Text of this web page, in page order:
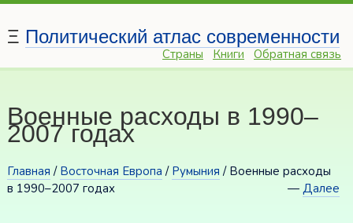
Ξ Политический атлас современности
Страны Книги Обратная связь
Военные расходы в 1990–
2007 годах
Главная / Восточная Европа / Румыния / Военные расходы
в 1990–2007 годах
—Далее